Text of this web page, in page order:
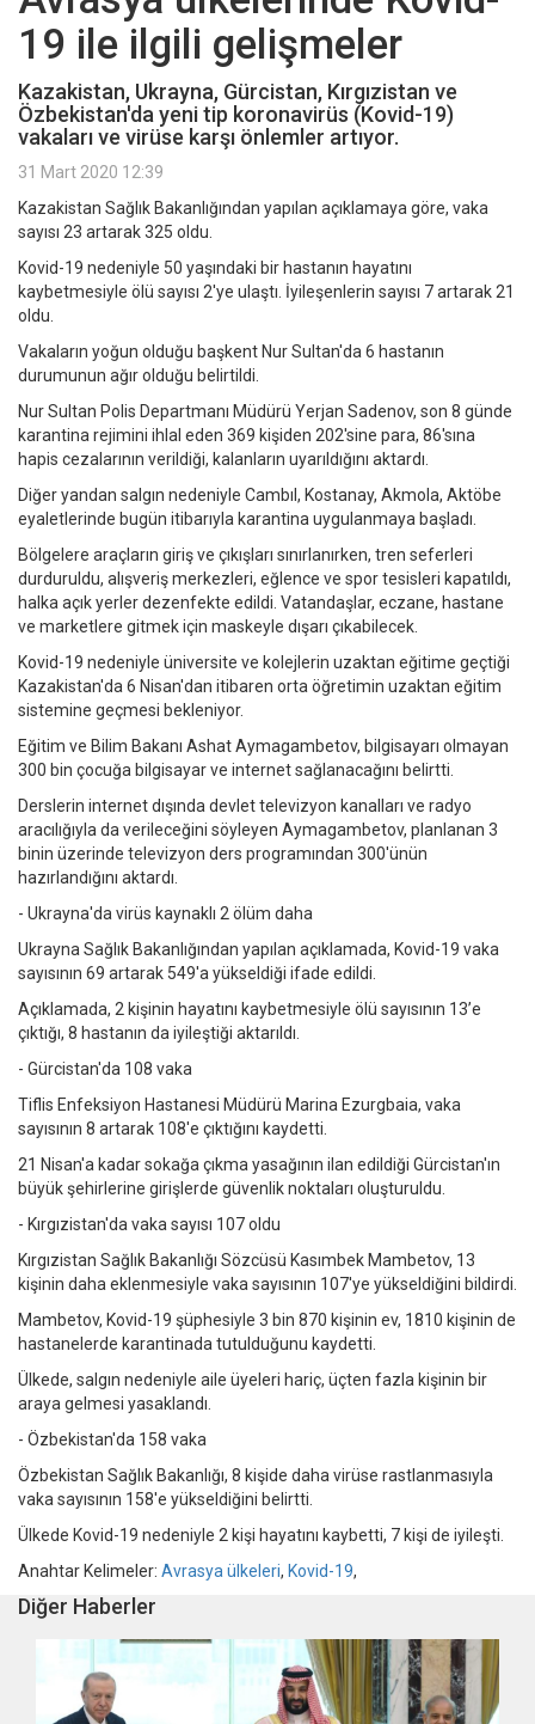
19 ile ilgili gelişmeler
Kazakistan, Ukrayna, Gürcistan, Kırgızistan ve
Özbekistan'da yeni tip koronavirüs (Kovid-19)
vakaları ve virüse karşı önlemler artıyor.
31 Mart 2020 12:39
Kazakistan Sağlık Bakanlığından yapılan açıklamaya göre, vaka
sayısı 23 artarak 325 oldu.
Kovid-19 nedeniyle 50 yaşındaki bir hastanın hayatını
kaybetmesiyle ölü sayısı 2'ye ulaştı. İyileşenlerin sayısı 7 artarak 21
oldu.
Vakaların yoğun olduğu başkent Nur Sultan'da 6 hastanın
durumunun ağır olduğu belirtildi.
Nur Sultan Polis Departmanı Müdürü Yerjan Sadenov, son 8 günde
karantina rejimini ihlal eden 369 kişiden 202'sine para, 86'sına
hapis cezalarının verildiği, kalanların uyarıldığını aktardı.
Diğer yandan salgın nedeniyle Cambıl, Kostanay, Akmola, Aktöbe
eyaletlerinde bugün itibarıyla karantina uygulanmaya başladı.
Bölgelere araçların giriş ve çıkışları sınırlanırken, tren seferleri
durduruldu, alışveriş merkezleri, eğlence ve spor tesisleri kapatıldı,
halka açık yerler dezenfekte edildi. Vatandaşlar, eczane, hastane
ve marketlere gitmek için maskeyle dışarı çıkabilecek.
Kovid-19 nedeniyle üniversite ve kolejlerin uzaktan eğitime geçtiği
Kazakistan'da 6 Nisan'dan itibaren orta öğretimin uzaktan eğitim
sistemine geçmesi bekleniyor.
Eğitim ve Bilim Bakanı Ashat Aymagambetov, bilgisayarı olmayan
300 bin çocuğa bilgisayar ve internet sağlanacağını belirtti.
Derslerin internet dışında devlet televizyon kanalları ve radyo
aracılığıyla da verileceğini söyleyen Aymagambetov, planlanan 3
binin üzerinde televizyon ders programından 300'ünün
hazırlandığını aktardı.
- Ukrayna'da virüs kaynaklı 2 ölüm daha
Ukrayna Sağlık Bakanlığından yapılan açıklamada, Kovid-19 vaka
sayısının 69 artarak 549'a yükseldiği ifade edildi.
Açıklamada, 2 kişinin hayatını kaybetmesiyle ölü sayısının 13’e
çıktığı, 8 hastanın da iyileştiği aktarıldı.
- Gürcistan'da 108 vaka
Tiflis Enfeksiyon Hastanesi Müdürü Marina Ezurgbaia, vaka
sayısının 8 artarak 108'e çıktığını kaydetti.
21 Nisan'a kadar sokağa çıkma yasağının ilan edildiği Gürcistan'ın
büyük şehirlerine girişlerde güvenlik noktaları oluşturuldu.
- Kırgızistan'da vaka sayısı 107 oldu
Kırgızistan Sağlık Bakanlığı Sözcüsü Kasımbek Mambetov, 13
kişinin daha eklenmesiyle vaka sayısının 107'ye yükseldiğini bildirdi.
Mambetov, Kovid-19 şüphesiyle 3 bin 870 kişinin ev, 1810 kişinin de
hastanelerde karantinada tutulduğunu kaydetti.
Ülkede, salgın nedeniyle aile üyeleri hariç, üçten fazla kişinin bir
araya gelmesi yasaklandı.
- Özbekistan'da 158 vaka
Özbekistan Sağlık Bakanlığı, 8 kişide daha virüse rastlanmasıyla
vaka sayısının 158'e yükseldiğini belirtti.
Ülkede Kovid-19 nedeniyle 2 kişi hayatını kaybetti, 7 kişi de iyileşti.
Anahtar Kelimeler: Avrasya ülkeleri, Kovid-19,
Diğer Haberler